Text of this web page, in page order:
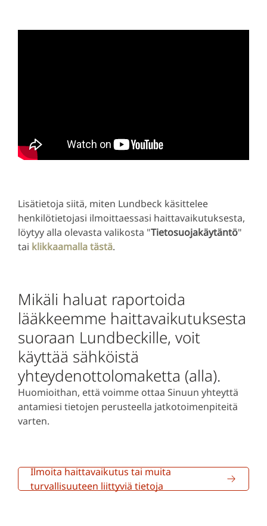
Lisätietoja siitä, miten Lundbeck käsittelee
henkilötietojasi ilmoittaessasi haittavaikutuksesta,
löytyy alla olevasta valikosta "Tietosuojakäytäntö"
tai klikkaamalla tästä.
Mikäli haluat raportoida
lääkkeemme haittavaikutuksesta
suoraan Lundbeckille, voit
käyttää sähköistä
yhteydenottolomaketta (alla).
Huomioithan, että voimme ottaa Sinuun yhteyttä
antamiesi tietojen perusteella jatkotoimenpiteitä
varten.
Ilmoita haittavaikutus tai muita
turvallisuuteen liittyviä tietoja